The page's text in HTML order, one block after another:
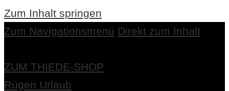
Zum Inhalt springen
Zum Navigationsmenü Direkt zum Inhalt
ZUM THIEDE-SHOP
Rügen Urlaub